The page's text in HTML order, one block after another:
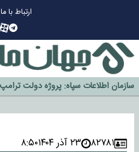
ارتباط با ما
گزینه جدایی اوسمار روی میز مدیران
آیا رئیس جمهور آمریکا قانون را دور
اخراج رسمی چهره نامدار از پرسپولیس
سازمان اطلاعات سپاه: پروژه دولت
خورد
۸۲۷۸۱ ۲۳ آذر ۱۴۰۴
۸:۵۰